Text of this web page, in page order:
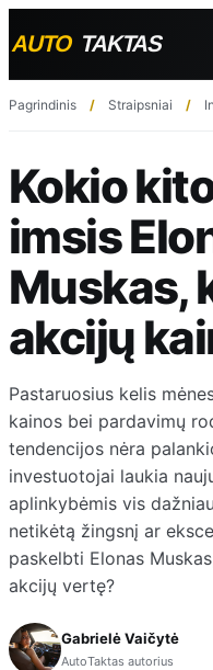
Pagrindinis Straipsniai
Kokio
imsis
Muskas,
akcijų
Pastaruosius kelis
kainos bei pardavimų
tendencijos nėra
investuotojai laukia
aplinkybėmis vis
netikėtą žingsnį ar
paskelbti Elonas
akcijų vertę?
Gabrielė Vaičytė
AutoTaktas autorius